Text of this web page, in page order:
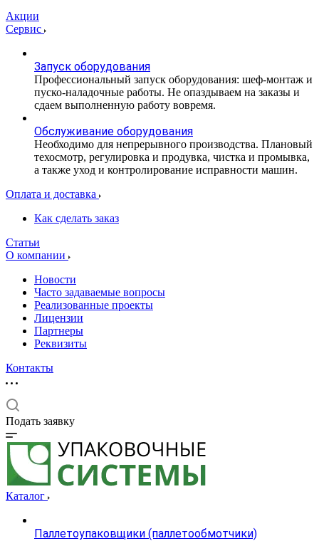
Акции
Сервис
Запуск оборудования
Профессиональный запуск оборудования: шеф-монтаж и
пуско-наладочные работы. Не опаздываем на заказы и
сдаем выполненную работу вовремя.
Обслуживание оборудования
Необходимо для непрерывного производства. Плановый
техосмотр, регулировка и продувка, чистка и промывка,
а также уход и контролирование исправности машин.
Оплата и доставка
Как сделать заказ
Статьи
О компании
Новости
Часто задаваемые вопросы
Реализованные проекты
Лицензии
Партнеры
Реквизиты
Контакты
Подать заявку
Каталог
Паллетоупаковщики (паллетообмотчики)